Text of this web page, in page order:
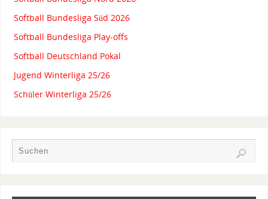
Softball Bundesliga Süd 2026
Softball Bundesliga Play-offs
Softball Deutschland Pokal
Jugend Winterliga 25/26
Schüler Winterliga 25/26